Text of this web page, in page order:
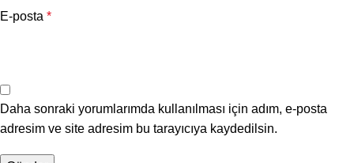
E-posta *
Daha sonraki yorumlarımda kullanılması için adım, e-posta
adresim ve site adresim bu tarayıcıya kaydedilsin.